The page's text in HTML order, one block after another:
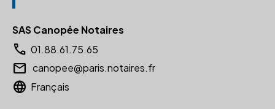
SAS Canopée Notaires
call 01.88.61.75.65
email canopee@paris.notaires.fr
language Français